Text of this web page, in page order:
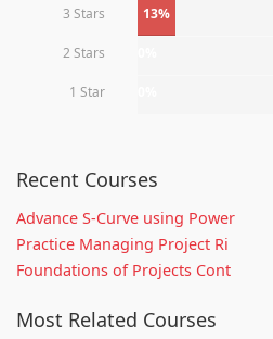
3 Stars 13%
2 Stars
1 Star
Recent Courses
Advance S-Curve using Power
Practice Managing Project Ri
Foundations of Projects Cont
Most Related Courses